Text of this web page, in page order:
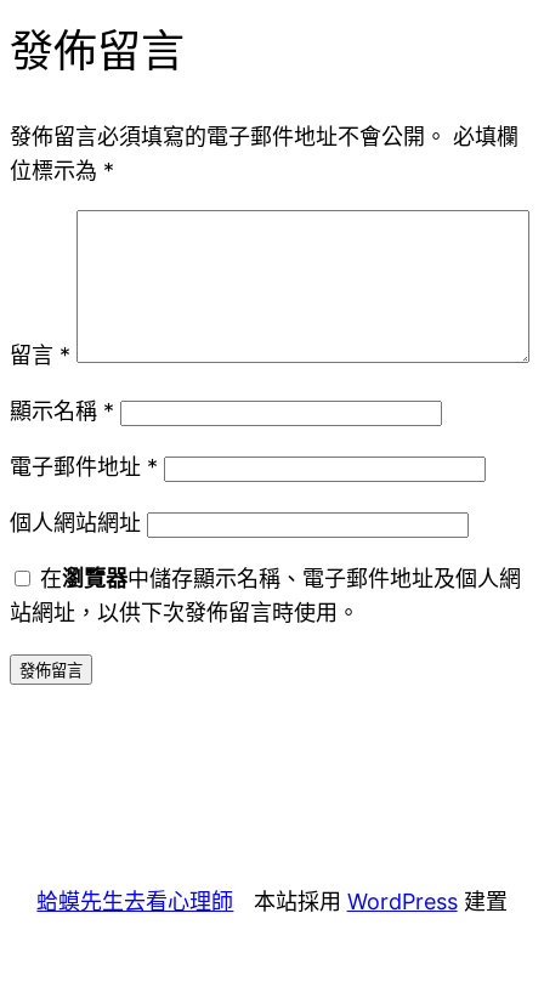
發佈留言
發佈留言必須填寫的電子郵件地址不會公開。 必填欄
位標示為 *
留言 *
顯示名稱 *
電子郵件地址 *
個人網站網址
在瀏覽器中儲存顯示名稱、電子郵件地址及個人網
站網址，以供下次發佈留言時使用。
蛤蟆先生去看心理師 本站採用 WordPress建置